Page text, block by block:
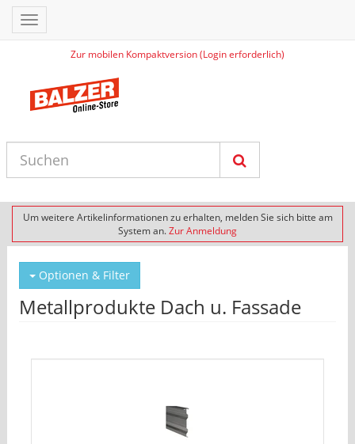
Zur mobilen Kompaktversion (Login erforderlich)
Toggle
navigation
Um weitere Artikelinformationen zu erhalten, melden Sie sich bitte am
System an.Zur Anmeldung
Optionen & Filter
Metallprodukte Dach u. Fassade